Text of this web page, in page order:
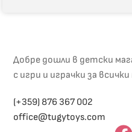
Добре дошли в детски
с игри и играчки за
(+359) 876 367 002
office@tugytoys.com